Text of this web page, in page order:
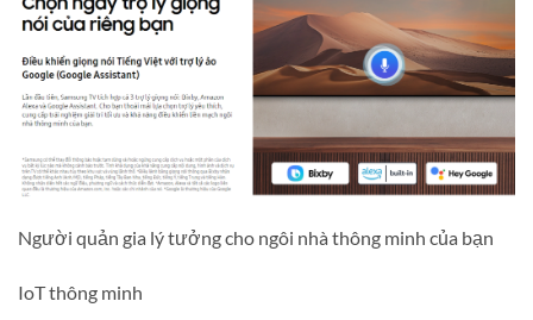
Người quản gia lý tưởng cho ngôi nhà thông minh của bạn
IoT thông minh